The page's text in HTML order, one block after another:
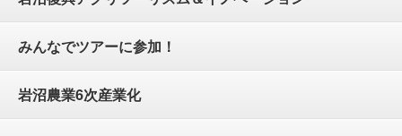
みんなでツアーに参加！
岩沼農業6次産業化